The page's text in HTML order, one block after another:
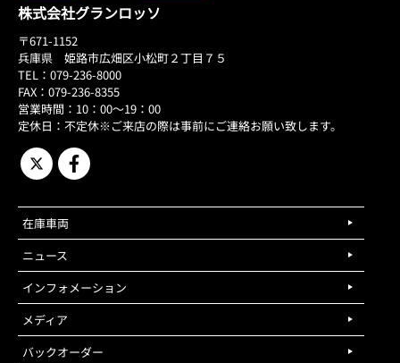
株式会社グランロッソ
〒671-1152
兵庫県 姫路市広畑区小松町２丁目７５
TEL：079-236-8000
FAX：079-236-8355
営業時間：10：00～19：00
定休日：不定休※ご来店の際は事前にご連絡お願い致します。
在庫車両
ニュース
インフォメーション
メディア
バックオーダー